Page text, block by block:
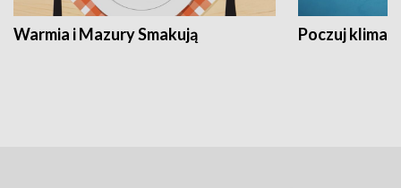
Warmia i Mazury Smakują Poczuj klimat